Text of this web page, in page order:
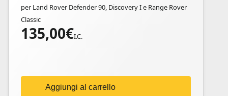
per Land Rover Defender 90, Discovery I e Range Rover
Classic
135,00€I.C.
Aggiungi al carrello